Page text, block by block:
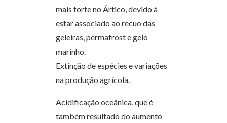
mais forte no Ártico, devido à
estar associado ao recuo das
geleiras, permafrost e gelo
marinho.
Extinção de espécies e variações
na produção agrícola.
Acidificação oceânica, que é
também resultado do aumento